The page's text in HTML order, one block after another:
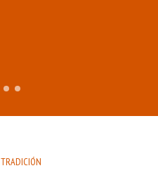
TRADICIÓN